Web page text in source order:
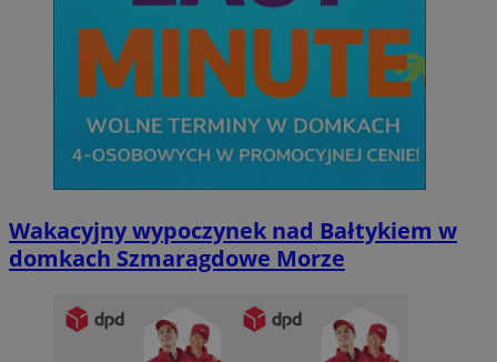
Wakacyjny wypoczynek nad Bałtykiem w
domkach Szmaragdowe Morze